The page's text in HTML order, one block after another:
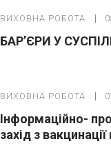
ВИХОВНА РОБОТА
БАР’ЄРИ У
ВИХОВНА РОБОТА
Інформаційно-
захід з